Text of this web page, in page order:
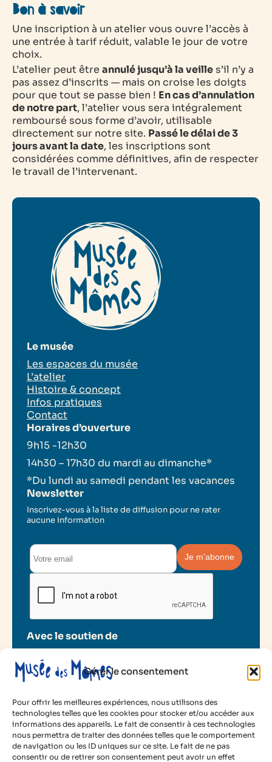
Gérer le consentement
Pour offrir les meilleures expériences, nous utilisons des
technologies telles que les cookies pour stocker et/ou accéder aux
informations des appareils. Le fait de consentir à ces technologies
nous permettra de traiter des données telles que le comportement
de navigation ou les ID uniques sur ce site. Le fait de ne pas
consentir ou de retirer son consentement peut avoir un effet
Bon à savoir
Une inscription à un atelier vous ouvre l’accès à
une entrée à tarif réduit, valable le jour de votre
choix.
L’atelier peut être annulé jusqu’à la veille s’il n’y a
pas assez d’inscrits — mais on croise les doigts
pour que tout se passe bien ! En cas d’annulation
de notre part, l’atelier vous sera intégralement
remboursé sous forme d’avoir, utilisable
directement sur notre site. Passé le délai de 3
jours avant la date, les inscriptions sont
considérées comme définitives, afin de respecter
le travail de l’intervenant.
Le musée
Les espaces du musée
L’atelier
Histoire & concept
Infos pratiques
Contact
Horaires d’ouverture
9h15 -12h30
14h30 – 17h30 du mardi au dimanche*
*Du lundi au samedi pendant les vacances
Newsletter
Inscrivez-vous à la liste de diffusion pour ne rater
aucune information
Avec le soutien de
2025 Musée des Mômes
Mentions légales